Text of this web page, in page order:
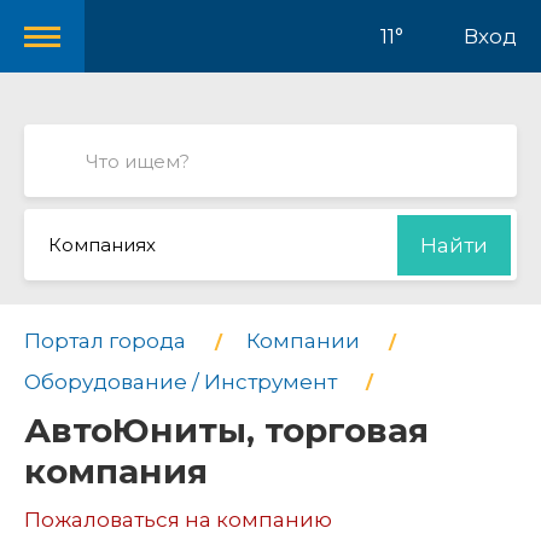
11° Вход
Компаниях Найти
Портал города
Компании
Оборудование / Инструмент
АвтоЮниты, торговая
компания
Пожаловаться на компанию